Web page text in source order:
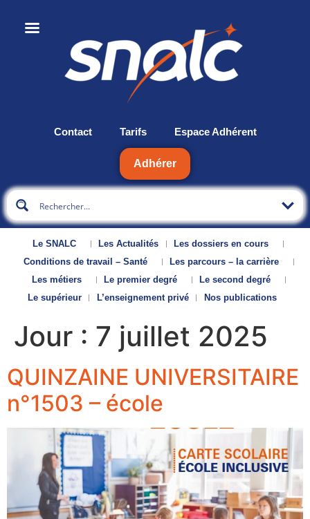
Contact Tarifs Espace Adhérent
Adhérer
Le SNALC Les Actualités
Les dossiers en cours
Conditions de travail – Santé
Les parcours – la carrière
Les métiers
Le premier degré
Le second degré
Le supérieur
L’enseignement privé Nos publications
Jour : 7 juillet 2025
QUINZAINE UNIVERSITAIRE
n°1503 – école